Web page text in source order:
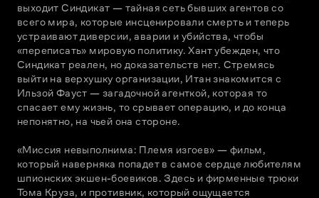
выходит Синдикат — тайная сеть бывших агентов со
всего мира, которые инсценировали смерть и теперь
устраивают диверсии, аварии и убийства, чтобы
«переписать» мировую политику. Хант убежден, что
Синдикат реален, но доказательств нет. Стремясь
выйти на верхушку организации, Итан знакомится с
Ильзой Фауст — загадочной агенткой, которая то
спасает ему жизнь, то срывает операцию, и до конца
непонятно, на чьей она стороне.
«Миссия невыполнима: Племя изгоев» — фильм,
который наверняка попадет в самое сердце любителям
шпионских экшен-боевиков. Здесь и фирменные трюки
Тома Круза, и противник, который ощущается